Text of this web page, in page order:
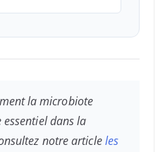
la microbiote
dans la
notre articleles